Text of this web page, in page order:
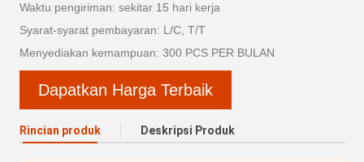
Waktu pengiriman: sekitar 15 hari kerja
Syarat-syarat pembayaran: L/C, T/T
Menyediakan kemampuan: 300 PCS PER BULAN
Dapatkan Harga Terbaik
Rincian produk Deskripsi Produk